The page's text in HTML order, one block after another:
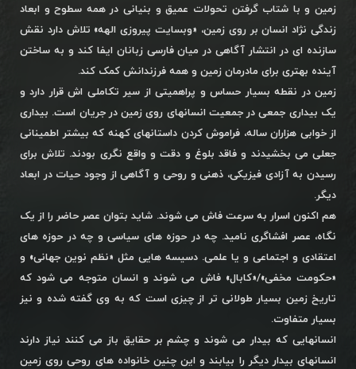
زمین و با شتاب گرفتن تحولات عمیق و بنیانی در همه سطوح و ابعاد
زندگی نژاد انسان بر روی زمین، «وبسایت پیروزی الهه» تلاش دارد نقش
سازنده ای در انتشار آگاهی در میان فارسی زبانان ایفا کند و به ساختن
آینده بهتری برای مادرمان زمین و همه فرزندانش کمک کند.
زمین در نقطه بسیار حساس و پراهمیتی از سیر تکاملی اش قرار دارد و
یک بیداری جمعی در جمعیت انسانهای روی زمین در جریان است. بیداری
از خوابی هزاران ساله، فراموش کردن داستانهای کهنه که بیشتر اطمینانی
جعلی می بخشیدند و فاقد بلوغ و دقت و واقع نگری بودند. تلاش برای
رسیدن به آزادی فیزیکی، ذهنی و روحی و آگاهی از وجود حیات در ابعاد
دیگر.
هم اکنون اسرار به سرعت فاش می شوند. شاید بتوان عصر حاضر را از یک
نگاه، عصر افشاگری نامید. چه در حوزه های سیاسی و چه در حوزه های
اعتقادی و اجتماعی و یا علمی. دسیسه هایی مثل «نظم نوین جهانی» و
«حکومت مخفی»/«کابال» فاش می شوند و انسان متوجه می شود که
تاریخ زمین بسیار طولانی تر از چیزی است که به وی گفته شده و نیز
بسیار متفاوت.
انسانهایی که بیدار می شوند و چشم بر حقایق باز می کنند نیاز دارند
انسانهای بیدار دیگر را بیابند و این چنین خانواده های روحی روی زمین